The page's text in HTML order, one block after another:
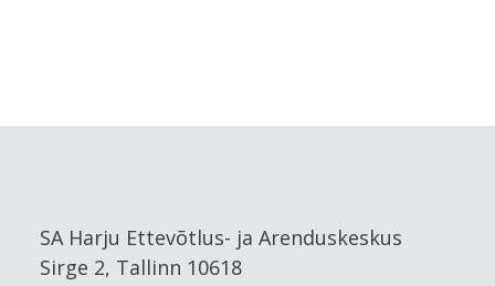
SA Harju Ettevõtlus- ja Arenduskeskus
Sirge 2, Tallinn 10618